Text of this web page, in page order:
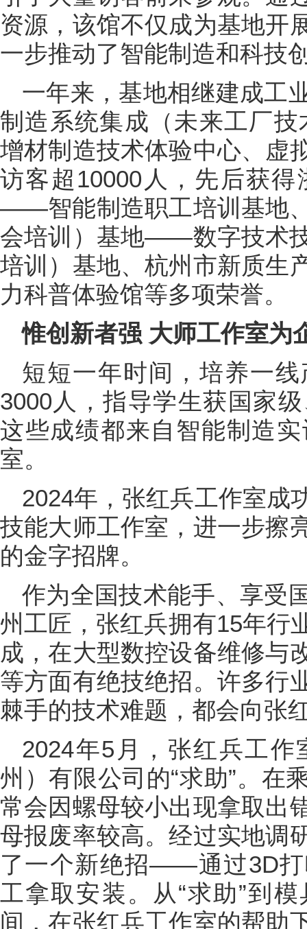
资源，该馆不仅成为基地开
一步推动了智能制造和科技
一年来，基地相继建成工
制造系统集成（未来工厂
增材制造技术体验中心、虚
访客超10000人，先后获
——智能制造职工培训基地
会培训）基地——数字技术
培训）基地、杭州市新质生
力科普体验馆等多项荣誉。
惟创新者强 大师工作室为
短短一年时间，培养一
3000人，指导学生获国家
这些成绩都来自智能制造
室。
2024年，张红兵工作室成
技能大师工作室，进一步擦
的金字招牌。
作为全国技术能手、享受
州工匠，张红兵拥有15年行
成，在大型数控设备维修与
等方面有绝技绝招。许多行
棘手的技术难题，都会向张
2024年5月，张红兵工
州）有限公司的“求助”。在
常会因螺母较小出现拿取出
母报废率较高。经过实地调
了一个新绝招——通过3D打
工拿取安装。从“求助”到
间，在张红兵工作室的帮助